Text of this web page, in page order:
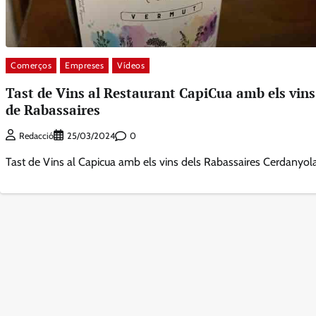
Comerços Empreses Vídeos
Tast de Vins al Restaurant CapiCua amb els vins
de Rabassaires
Redacció 25/03/2024 0
Tast de Vins al Capicua amb els vins dels Rabassaires